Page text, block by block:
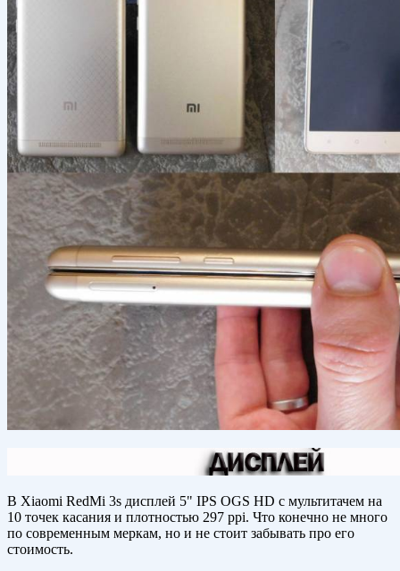
В Xiaomi RedMi 3s дисплей 5" IPS OGS HD с мультитачем на
10 точек касания и плотностью 297 ppi. Что конечно не много
по современным меркам, но и не стоит забывать про его
стоимость.